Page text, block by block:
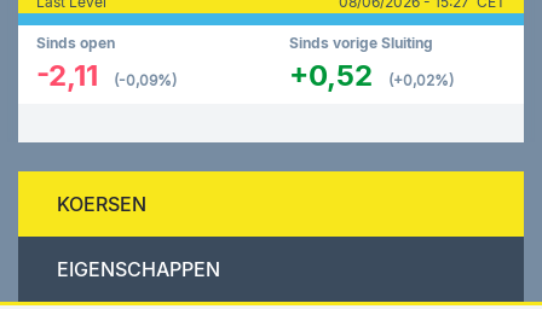
Sinds open
-2,11 (-0,09%)
Sinds vorige Sluiting
+0,52 (+0,02%)
KOERSEN
EIGENSCHAPPEN